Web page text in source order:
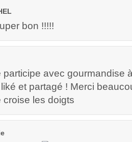
bon !!!!!
participe avec gourmandise
et partagé ! Merci
croise les doigts